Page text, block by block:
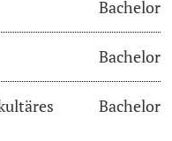
Bachelor
Bachelor
Bachelor